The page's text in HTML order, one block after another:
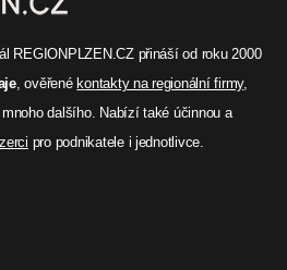
REGIONPLZEN.CZ přináší od roku 2000
, ověřené kontakty na regionální firmy,
dalšího. Nabízí také účinnou a
pro podnikatele i jednotlivce.